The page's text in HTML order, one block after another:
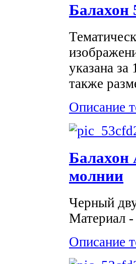
Балахон
указана
также
Описание
Балахон
молнии
Черный
Материал
Описание